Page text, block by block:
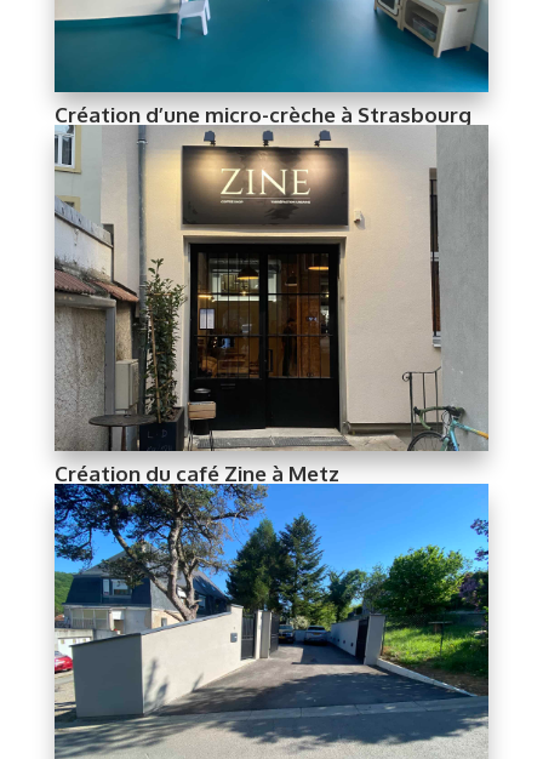
Création d’une micro-crèche à Strasbourg
Création du café Zine à Metz